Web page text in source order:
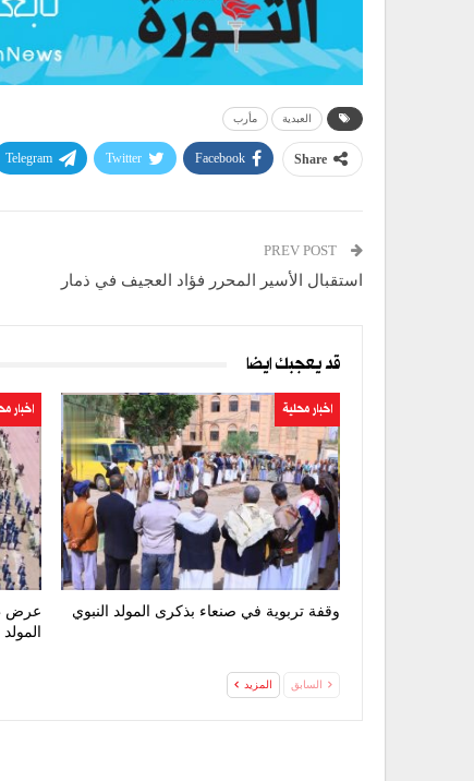
العبدية مأرب
Share
Facebook
Twitter
Telegram
استقبال الأسير المحرر فؤاد العجيف في ذمار
قد يعجبك ايضا
اخبار محلية
وقفة تربوية في صنعاء بذكرى المولد النبوي
اخبار
عرض
السابق المزيد